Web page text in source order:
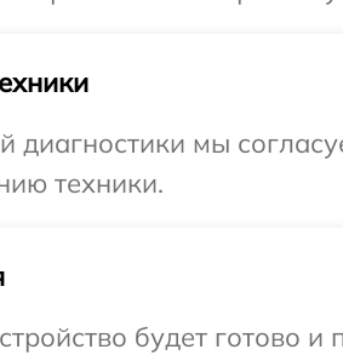
диагностики мы
техники.
будет готово